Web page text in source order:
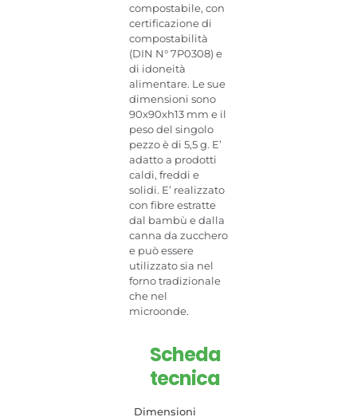
compostabile, con
certificazione di
compostabilità
(DIN N° 7P0308) e
di idoneità
alimentare. Le sue
dimensioni sono
90x90xh13 mm e il
peso del singolo
pezzo è di 5,5 g. E’
adatto a prodotti
caldi, freddi e
solidi. E’ realizzato
con fibre estratte
dal bambù e dalla
canna da zucchero
e può essere
utilizzato sia nel
forno tradizionale
che nel
microonde.
Scheda
tecnica
Dimensioni